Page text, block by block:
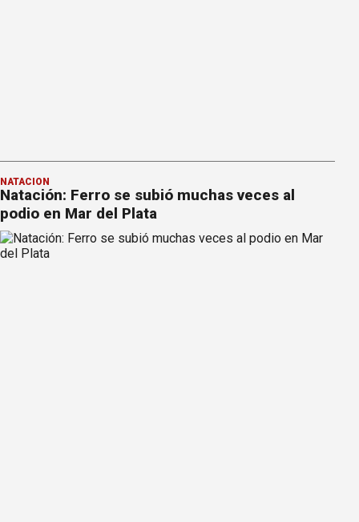
NATACIÓN
Natación: Ferro se subió muchas veces al
podio en Mar del Plata